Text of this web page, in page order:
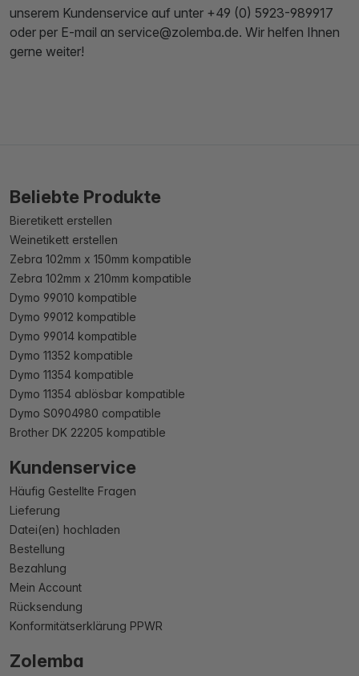
unserem Kundenservice auf unter +49 (0) 5923-989917
oder per E-mail an service@zolemba.de. Wir helfen Ihnen
gerne weiter!
Beliebte Produkte
Bieretikett erstellen
Weinetikett erstellen
Zebra 102mm x 150mm kompatible
Zebra 102mm x 210mm kompatible
Dymo 99010 kompatible
Dymo 99012 kompatible
Dymo 99014 kompatible
Dymo 11352 kompatible
Dymo 11354 kompatible
Dymo 11354 ablösbar kompatible
Dymo S0904980 compatible
Brother DK 22205 kompatible
Kundenservice
Häufig Gestellte Fragen
Lieferung
Datei(en) hochladen
Bestellung
Bezahlung
Mein Account
Rücksendung
Konformitätserklärung PPWR
Zolemba